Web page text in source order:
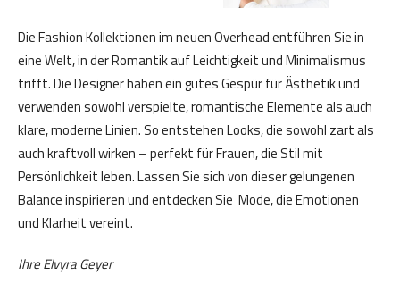
Die Fashion Kollektionen im neuen Overhead entführen Sie in
eine Welt, in der Romantik auf Leichtigkeit und Minimalismus
trifft. Die Designer haben ein gutes Gespür für Ästhetik und
verwenden sowohl verspielte, romantische Elemente als auch
klare, moderne Linien. So entstehen Looks, die sowohl zart als
auch kraftvoll wirken – perfekt für Frauen, die Stil mit
Persönlichkeit leben. Lassen Sie sich von dieser gelungenen
Balance inspirieren und entdecken Sie Mode, die Emotionen
und Klarheit vereint.
Ihre Elvyra Geyer